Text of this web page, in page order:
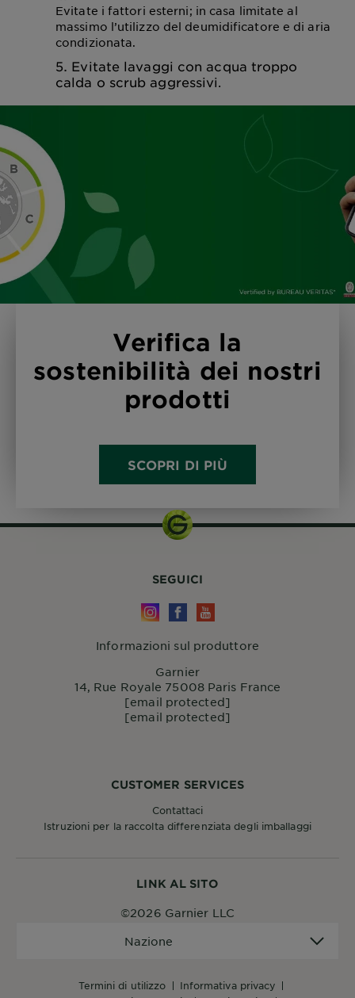
Evitate i fattori esterni; in casa limitate al
massimo l’utilizzo del deumidificatore e di aria
condizionata.
Evitate lavaggi con acqua troppo
calda o scrub aggressivi.
Verifica la
sostenibilità dei nostri
prodotti
SCOPRI DI PIÙ
LINK AL SITO
termini di utilizzo
informativa privacy
Nazione
©2026 Garnier LLC
CUSTOMER SERVICES
Contattaci
Istruzioni per la raccolta differenziata degli imballaggi
SEGUICI
Informazioni sul produttore
Garnier
14, Rue Royale 75008 Paris France
[email protected]
[email protected]